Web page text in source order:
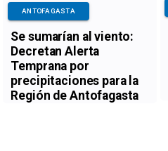
Se sumarían al viento:
Decretan Alerta
Temprana por
precipitaciones para la
Región de Antofagasta
ANTOFAGASTA